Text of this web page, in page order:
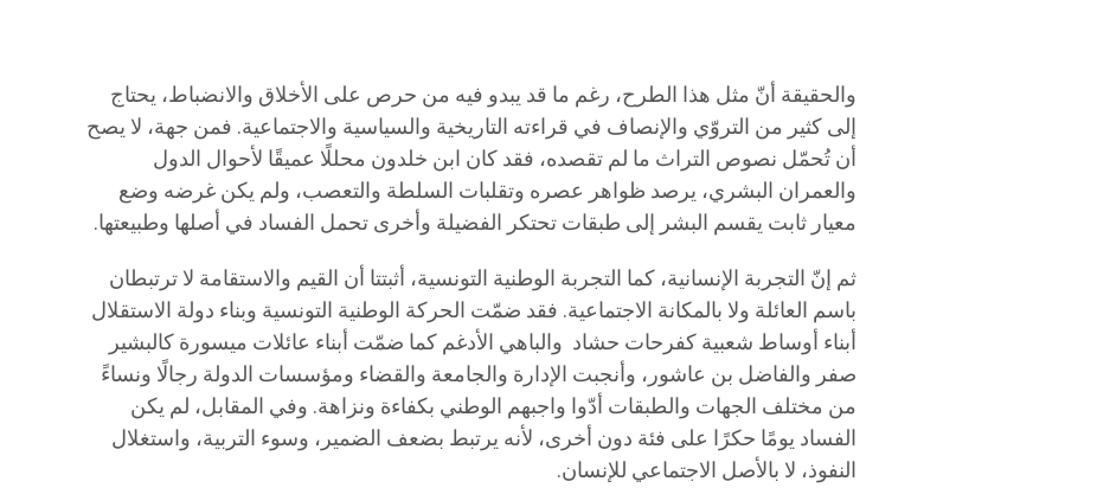
والحقيقة أنّ مثل هذا الطرح، رغم ما قد يبدو فيه من حرص على الأخلاق والانضباط، يحتاج
إلى كثير من التروّي والإنصاف في قراءته التاريخية والسياسية والاجتماعية. فمن جهة، لا يصح
أن تُحمّل نصوص التراث ما لم تقصده، فقد كان ابن خلدون محللًا عميقًا لأحوال الدول
والعمران البشري، يرصد ظواهر عصره وتقلبات السلطة والتعصب، ولم يكن غرضه وضع
معيار ثابت يقسم البشر إلى طبقات تحتكر الفضيلة وأخرى تحمل الفساد في أصلها وطبيعتها.
ثم إنّ التجربة الإنسانية، كما التجربة الوطنية التونسية، أثبتتا أن القيم والاستقامة لا ترتبطان
باسم العائلة ولا بالمكانة الاجتماعية. فقد ضمّت الحركة الوطنية التونسية وبناء دولة الاستقلال
أبناء أوساط شعبية كفرحات حشاد والباهي الأدغم كما ضمّت أبناء عائلات ميسورة كالبشير
صفر والفاضل بن عاشور، وأنجبت الإدارة والجامعة والقضاء ومؤسسات الدولة رجالًا ونساءً
من مختلف الجهات والطبقات أدّوا واجبهم الوطني بكفاءة ونزاهة. وفي المقابل، لم يكن
الفساد يومًا حكرًا على فئة دون أخرى، لأنه يرتبط بضعف الضمير، وسوء التربية، واستغلال
النفوذ، لا بالأصل الاجتماعي للإنسان.